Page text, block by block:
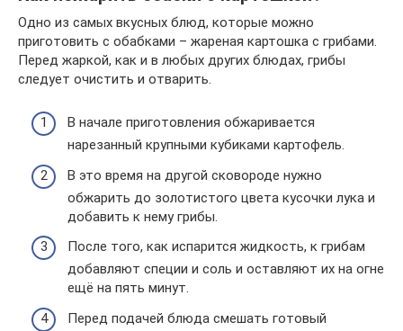
Одно из самых вкусных блюд, которые можно
приготовить с обабками – жареная картошка с грибами.
Перед жаркой, как и в любых других блюдах, грибы
следует очистить и отварить.
В начале приготовления обжаривается
нарезанный крупными кубиками картофель.
В это время на другой сковороде нужно
обжарить до золотистого цвета кусочки лука и
добавить к нему грибы.
После того, как испарится жидкость, к грибам
добавляют специи и соль и оставляют их на огне
ещё на пять минут.
Перед подачей блюда смешать готовый